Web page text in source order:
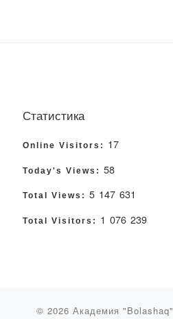
Статистика
Online Visitors: 17
Today's Views: 58
Total Views: 5 147 631
Total Visitors: 1 076 239
© 2026 Академия "Bolashaq"